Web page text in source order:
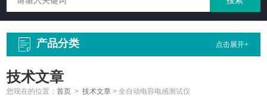
产品分类 点击展开+
技术文章
您现在的位置：首页 >技术文章 >全自动电容电感测试仪